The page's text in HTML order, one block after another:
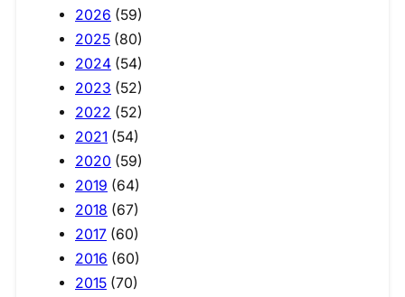
2026 (59)
2025 (80)
2024 (54)
2023 (52)
2022 (52)
2021 (54)
2020 (59)
2019 (64)
2018 (67)
2017 (60)
2016 (60)
2015 (70)